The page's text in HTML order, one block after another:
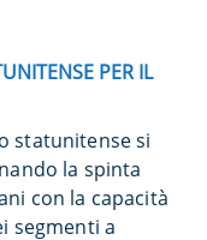
PER IL
statunitense si
la spinta
con la capacità
segmenti a